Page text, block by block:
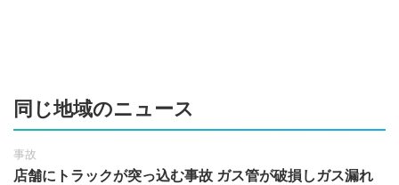
同じ地域のニュース
事故
店舗にトラックが突っ込む事故 ガス管が破損しガス漏れ